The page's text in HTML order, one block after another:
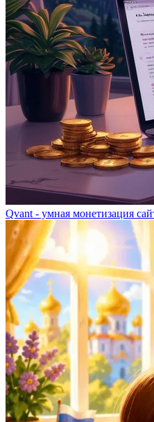
Qvant - умная монетизация